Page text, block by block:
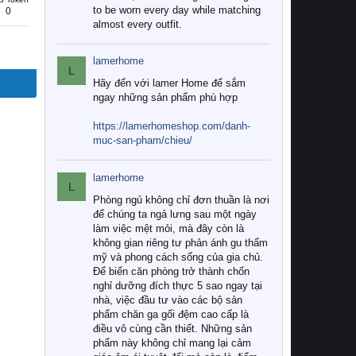
0
to be worn every day while matching
almost every outfit.
L
lamerhome
Hãy đến với lamer Home để sắm
ngay những sản phẩm phù hợp
https://lamerhomeshop.com/danh-
muc-san-pham/chieu/
L
lamerhome
Phòng ngủ không chỉ đơn thuần là nơi
để chúng ta ngả lưng sau một ngày
làm việc mệt mỏi, mà đây còn là
không gian riêng tư phản ánh gu thẩm
mỹ và phong cách sống của gia chủ.
Để biến căn phòng trở thành chốn
nghỉ dưỡng đích thực 5 sao ngay tại
nhà, việc đầu tư vào các bộ sản
phẩm chăn ga gối đệm cao cấp là
điều vô cùng cần thiết. Những sản
phẩm này không chỉ mang lại cảm